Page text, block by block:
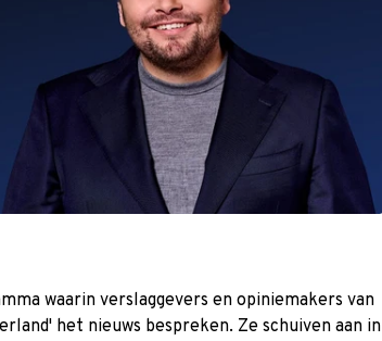
waarin verslaggevers en opiniemakers van
het nieuws bespreken. Ze schuiven aan in